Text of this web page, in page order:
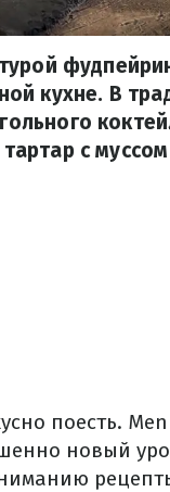
кухне. В
с
поесть.
новый